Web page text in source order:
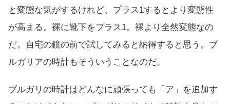
と変態な気がするけれど、プラス1するとより変態性
が高まる。裸に靴下をプラス1。裸より全然変態なの
だ。自宅の鏡の前で試してみると納得すると思う。ブ
ルガリアの時計もそういうことなのだ。
ブルガリの時計はどんなに頑張っても「ア」を追加す